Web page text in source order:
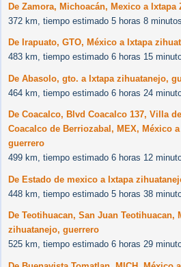
De Zamora, Michoacán, Mexico a Ixtapa
372 km, tiempo estimado 5 horas 8 minutos
De Irapuato, GTO, México a Ixtapa
483 km, tiempo estimado 6 horas 15
De Abasolo, gto. a Ixtapa zihuatanejo,
464 km, tiempo estimado 6 horas 24
De Coacalco, Blvd Coacalco 137, Villa
Coacalco de Berriozabal, MEX, México
guerrero
499 km, tiempo estimado 6 horas 12
De Estado de mexico a Ixtapa
448 km, tiempo estimado 5 horas 38
De Teotihuacan, San Juan Teotihuacan,
zihuatanejo, guerrero
525 km, tiempo estimado 6 horas 29